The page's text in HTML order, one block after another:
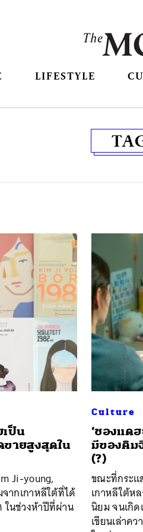
LIFESTYLE
เป็น
ายสูงสุดใน
Ji-young,
ากเกาหลีใต้ที่ได้
ในช่วงห้าปีที่ผ่าน
Culture
‘ชองแด
มีของคิม
(?)
ขณะที่กระ
เกาหลีใต้ห
นิยม จนเกิด
เขียนเล่าค